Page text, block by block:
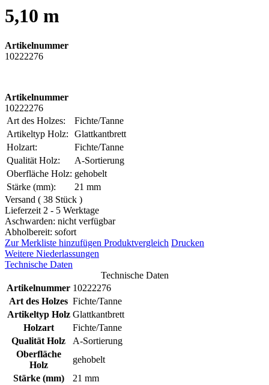
5,10 m
Artikelnummer
10222276
Artikelnummer
10222276
Art des Holzes:
Fichte/Tanne
Artikeltyp Holz:
Glattkantbrett
Holzart:
Fichte/Tanne
Qualität Holz:
A-Sortierung
Oberfläche Holz: gehobelt
Stärke (mm):
21 mm
Versand ( 38 Stück )
Lieferzeit 2 - 5 Werktage
Aschwarden: nicht verfügbar
Abholbereit: sofort
Zur Merkliste hinzufügen Produktvergleich Drucken
Weitere Niederlassungen
Technische Daten
Technische Daten
Artikelnummer 10222276
Art des Holzes Fichte/Tanne
Artikeltyp Holz Glattkantbrett
Holzart
Fichte/Tanne
Qualität Holz
A-Sortierung
Oberfläche
Holz
gehobelt
Stärke (mm)
21 mm